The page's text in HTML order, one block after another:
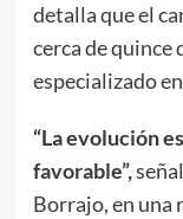
detalla que el
cerca de quince
especializado
“La evolución
favorable”,
Borrajo, en una